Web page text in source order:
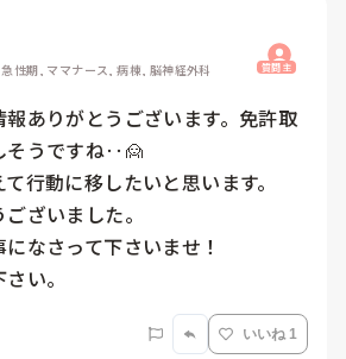
性期, ママナース, 病棟, 脳神経外科 質問主
ありがとうございます。免許取
そうですね‥🙍
行動に移したいと思います。
ざいました。
なさって下さいませ！
い。
いいね 1